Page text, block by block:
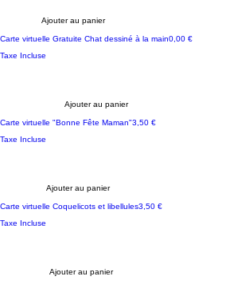
Ajouter au panier
Free Téléchargement
Carte virtuelle Gratuite Chat dessiné à la mainPrix
0,00 €
Taxe Incluse
Ajouter au panier
Carte virtuelle "Bonne Fête Maman"Prix
3,50 €
Taxe Incluse
Ajouter au panier
Carte virtuelle Coquelicots et libellulesPrix
3,50 €
Taxe Incluse
Ajouter au panier